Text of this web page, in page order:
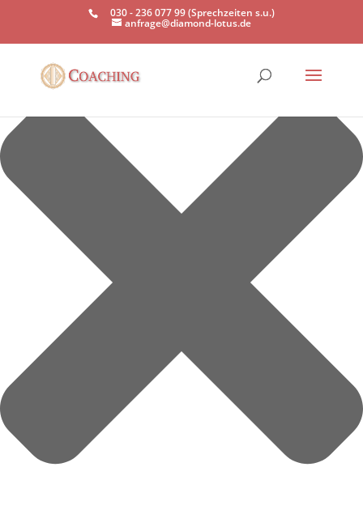
Einwilligung verwalten030 - 236 077 99 (Sprechzeiten s.u.)
anfrage@diamond-lotus.de